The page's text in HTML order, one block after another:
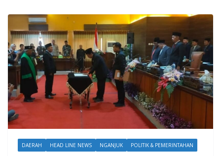
DAERAH HEAD LINE NEWS NGANJUK POLITIK & PEMERINTAHAN